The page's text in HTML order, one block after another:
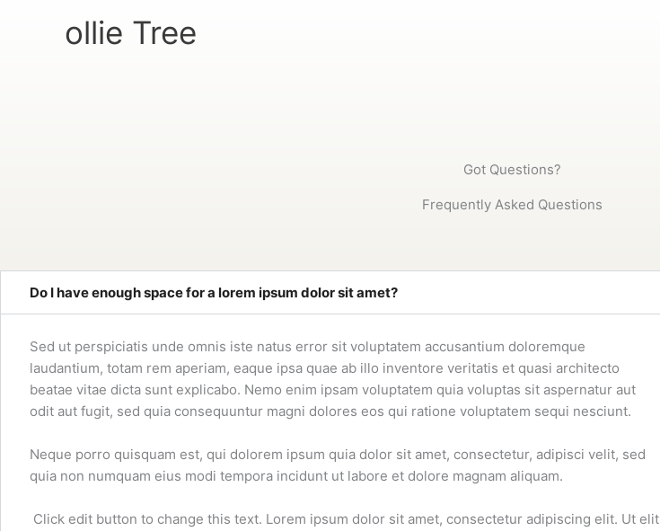
ollie Tree
Got Questions?
Frequently Asked Questions
Do I have enough space for a lorem ipsum dolor sit amet?
Sed ut perspiciatis unde omnis iste natus error sit voluptatem accusantium doloremque
laudantium, totam rem aperiam, eaque ipsa quae ab illo inventore veritatis et quasi architecto
beatae vitae dicta sunt explicabo. Nemo enim ipsam voluptatem quia voluptas sit aspernatur aut
odit aut fugit, sed quia consequuntur magni dolores eos qui ratione voluptatem sequi nesciunt.
Neque porro quisquam est, qui dolorem ipsum quia dolor sit amet, consectetur, adipisci velit, sed
quia non numquam eius modi tempora incidunt ut labore et dolore magnam aliquam.
Click edit button to change this text. Lorem ipsum dolor sit amet, consectetur adipiscing elit. Ut elit